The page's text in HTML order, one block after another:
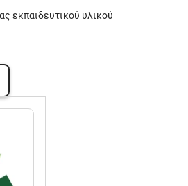
εκπαιδευτικού υλικού